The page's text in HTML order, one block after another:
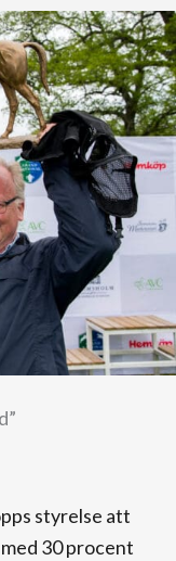
styrelse att
30 procent